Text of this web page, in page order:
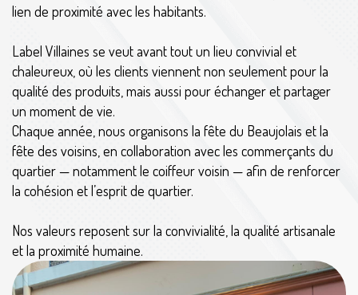
lien de proximité avec les habitants.
Label Villaines se veut avant tout un lieu convivial et
chaleureux, où les clients viennent non seulement pour la
qualité des produits, mais aussi pour échanger et partager
un moment de vie.
Chaque année, nous organisons la fête du Beaujolais et la
fête des voisins, en collaboration avec les commerçants du
quartier — notamment le coiffeur voisin — afin de renforcer
la cohésion et l’esprit de quartier.
Nos valeurs reposent sur la convivialité, la qualité artisanale
et la proximité humaine.